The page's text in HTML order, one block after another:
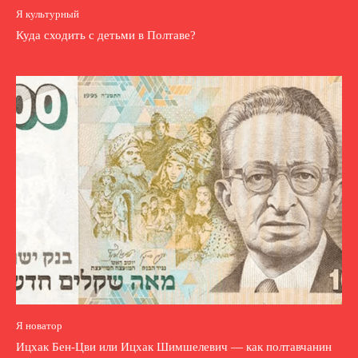
Я культурный
Куда сходить с детьми в Полтаве?
Я новатор
Ицхак Бен-Цви или Ицхак Шимшелевич — как полтавчанин